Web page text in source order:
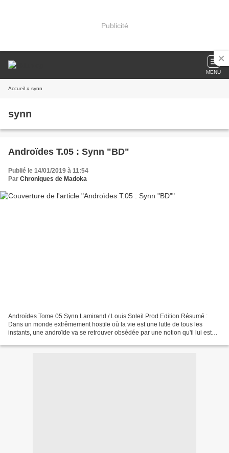
Publicité
MENU
Accueil » synn
synn
Androïdes T.05 : Synn "BD"
Publié le 14/01/2019 à 11:54
Par Chroniques de Madoka
Androïdes Tome 05 Synn Lamirand / Louis Soleil Prod Edition Résumé :
Dans un monde extrêmement hostile où la vie est une lutte de tous les
instants, une androïde va se retrouver obsédée par une notion qu'il lui est